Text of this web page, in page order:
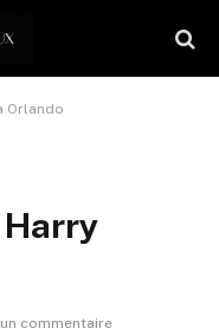
Orlando
Harry
commentaire